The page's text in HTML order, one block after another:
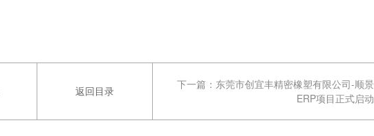
返回目录 下一篇： 东莞市创宜丰精密橡塑有限公司-顺景
ERP项目正式启动